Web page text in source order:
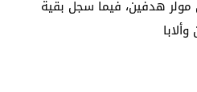
مولر هدفين، فيما سجل بقية